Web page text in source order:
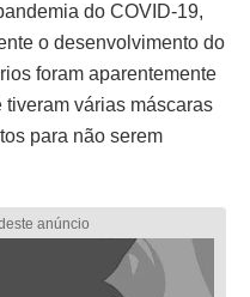
do COVID-19,
o desenvolvimento do
foram aparentemente
várias máscaras
para não serem